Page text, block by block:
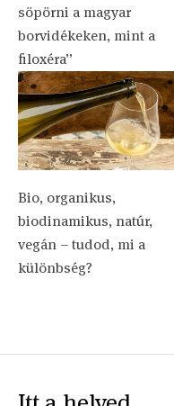
söpörni a magyar
borvidékeken, mint a
filoxéra”
Bio, organikus,
biodinamikus, natúr,
vegán – tudod, mi a
különbség?